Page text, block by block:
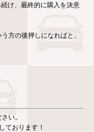
け、最終的に購入を決意
方の後押しになればと、
い。
ております！